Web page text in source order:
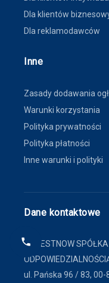
Dla klientów
Dla reklamodawców
Inne
Zasady dodawania
Warunki korzystania
Polityka prywatności
Polityka płatności
Inne warunki i polityki
Dane kontaktowe
FINDESTNOW
ul. Pańska 96 / 83,